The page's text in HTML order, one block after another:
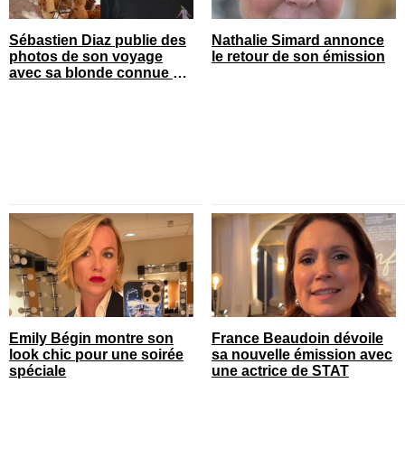
Sébastien Diaz publie des
photos de son voyage
avec sa blonde connue en
Nathalie Simard annonce
le retour de son émission
Emily Bégin montre son
look chic pour une soirée
spéciale
France Beaudoin dévoile
sa nouvelle émission avec
une actrice de STAT